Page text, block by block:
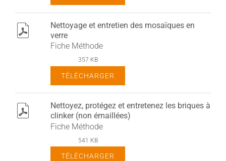
pdfNettoyage et entretien des mosaïques en
verre
Fiche Méthode
357 KB
TÉLÉCHARGER
pdfNettoyez, protégez et entretenez les briques à
clinker (non émaillées)
Fiche Méthode
541 KB
TÉLÉCHARGER